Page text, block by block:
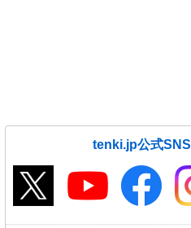
tenki.jp公式SNS